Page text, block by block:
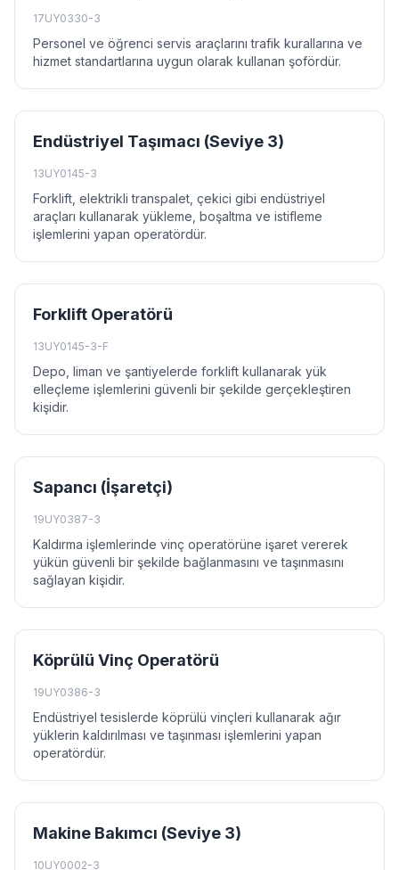
17UY0330-3
Personel ve öğrenci servis araçlarını trafik kurallarına ve
hizmet standartlarına uygun olarak kullanan şofördür.
Endüstriyel Taşımacı (Seviye 3)
13UY0145-3
Forklift, elektrikli transpalet, çekici gibi endüstriyel
araçları kullanarak yükleme, boşaltma ve istifleme
işlemlerini yapan operatördür.
Forklift Operatörü
13UY0145-3-F
Depo, liman ve şantiyelerde forklift kullanarak yük
elleçleme işlemlerini güvenli bir şekilde gerçekleştiren
kişidir.
Sapancı (İşaretçi)
19UY0387-3
Kaldırma işlemlerinde vinç operatörüne işaret vererek
yükün güvenli bir şekilde bağlanmasını ve taşınmasını
sağlayan kişidir.
Köprülü Vinç Operatörü
19UY0386-3
Endüstriyel tesislerde köprülü vinçleri kullanarak ağır
yüklerin kaldırılması ve taşınması işlemlerini yapan
operatördür.
Makine Bakımcı (Seviye 3)
10UY0002-3